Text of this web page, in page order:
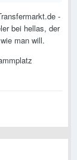
-
bei hellas, der
man will.